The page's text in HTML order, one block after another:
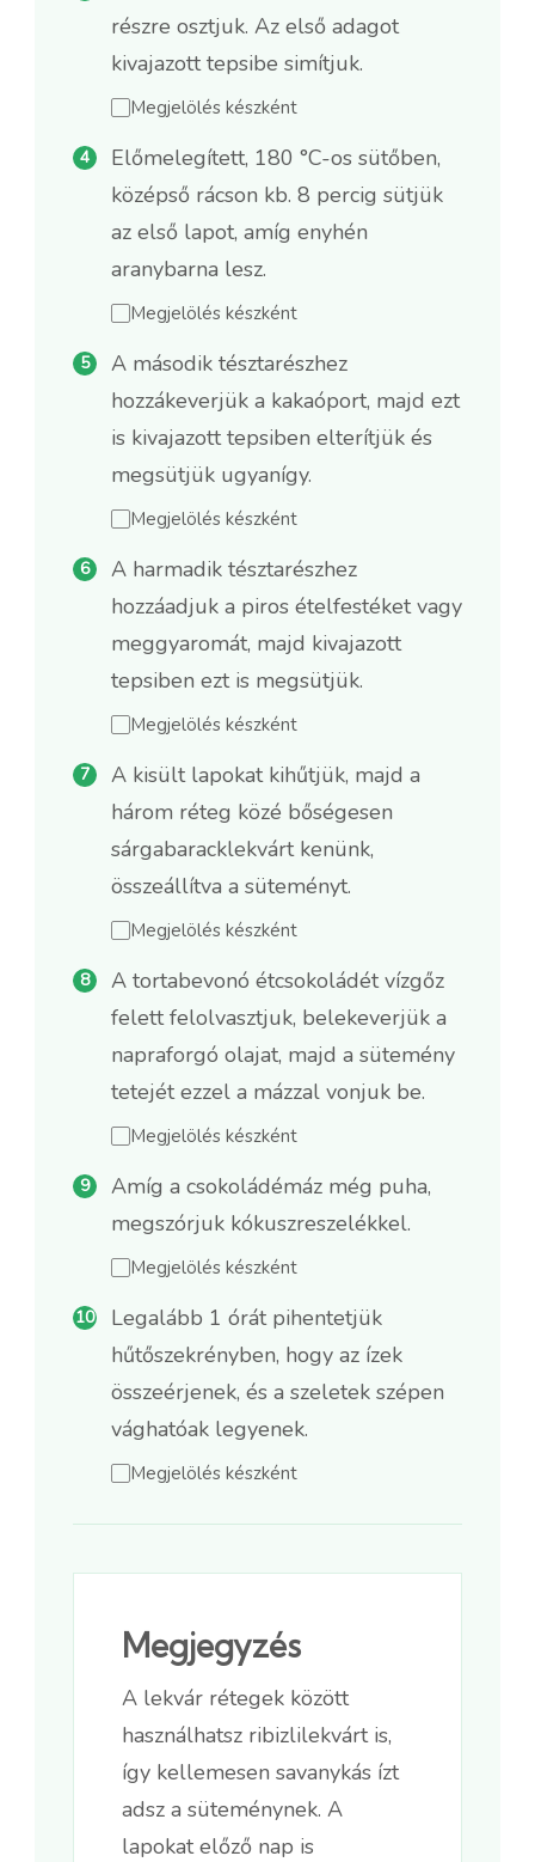
részre osztjuk. Az első adagot
kivajazott tepsibe simítjuk.
Megjelölés készként
Előmelegített, 180 °C-os sütőben,
középső rácson kb. 8 percig sütjük
az első lapot, amíg enyhén
aranybarna lesz.
Megjelölés készként
A második tésztarészhez
hozzákeverjük a kakaóport, majd ezt
is kivajazott tepsiben elterítjük és
megsütjük ugyanígy.
Megjelölés készként
A harmadik tésztarészhez
hozzáadjuk a piros ételfestéket vagy
meggyaromát, majd kivajazott
tepsiben ezt is megsütjük.
Megjelölés készként
A kisült lapokat kihűtjük, majd a
három réteg közé bőségesen
sárgabaracklekvárt kenünk,
összeállítva a süteményt.
Megjelölés készként
A tortabevonó étcsokoládét vízgőz
felett felolvasztjuk, belekeverjük a
napraforgó olajat, majd a sütemény
tetejét ezzel a mázzal vonjuk be.
Megjelölés készként
Amíg a csokoládémáz még puha,
megszórjuk kókuszreszelékkel.
Megjelölés készként
Legalább 1 órát pihentetjük
hűtőszekrényben, hogy az ízek
összeérjenek, és a szeletek szépen
vághatóak legyenek.
Megjelölés készként
Megjegyzés
A lekvár rétegek között
használhatsz ribizlilekvárt is,
így kellemesen savanykás ízt
adsz a süteménynek. A
lapokat előző nap is